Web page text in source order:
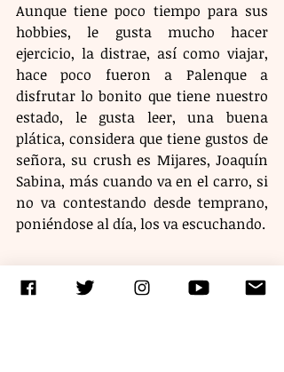
Aunque tiene poco tiempo para sus
hobbies, le gusta mucho hacer
ejercicio, la distrae, así como viajar,
hace poco fueron a Palenque a
disfrutar lo bonito que tiene nuestro
estado, le gusta leer, una buena
plática, considera que tiene gustos de
señora, su crush es Mijares, Joaquín
Sabina, más cuando va en el carro, si
no va contestando desde temprano,
poniéndose al día, los va escuchando.